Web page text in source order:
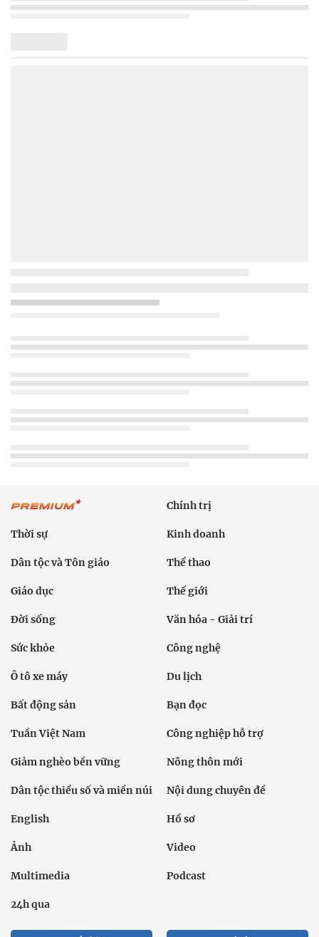
Chính trị
Thời sự Kinh doanh
Dân tộc và Tôn giáo Thể thao
Giáo dục Thế giới
Đời sống Văn hóa - Giải trí
Sức khỏe Công nghệ
Ô tô xe máy Du lịch
Bất động sản Bạn đọc
Tuần Việt Nam Công nghiệp hỗ trợ
Giảm nghèo bền vững Nông thôn mới
Dân tộc thiểu số và miền núi Nội dung chuyên đề
English Hồ sơ
Ảnh Video
Multimedia Podcast
24h qua